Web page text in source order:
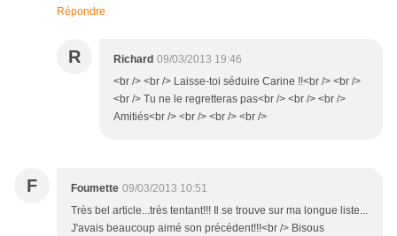
Répondre
R Richard 09/03/2013 19:46
<br /> <br /> Laisse-toi séduire Carine !!<br /> <br />
<br /> Tu ne le regretteras pas<br /> <br /> <br />
Amitiés<br /> <br /> <br /> <br />
F Foumette 09/03/2013 10:51
Très bel article...très tentant!!! Il se trouve sur ma longue liste...
J'avais beaucoup aimé son précédent!!!<br /> Bisous